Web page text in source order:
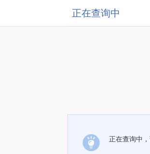
正在查询中
正在查询中